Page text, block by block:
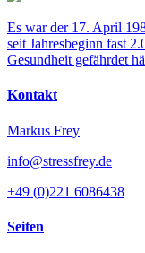
Es war der 17. April
seit Jahresbeginn fast
Gesundheit gefährdet
Kontakt
Markus Frey
info@stressfrey.de
+49 (0)221 6086438
Seiten